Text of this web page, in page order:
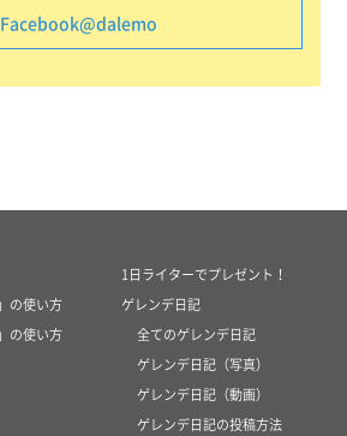
Facebook@dalemo
の使い方
の使い方
1日ライターでプレゼント！
ゲレンデ日記
全てのゲレンデ日記
ゲレンデ日記（写真）
ゲレンデ日記（動画）
ゲレンデ日記の投稿方法